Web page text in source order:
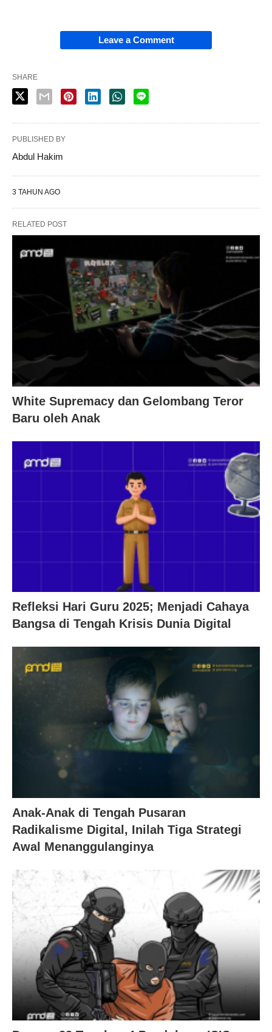
Leave a Comment
SHARE
PUBLISHED BY
Abdul Hakim
3 TAHUN AGO
RELATED POST
White Supremacy dan Gelombang Teror
Baru oleh Anak
Refleksi Hari Guru 2025; Menjadi Cahaya
Bangsa di Tengah Krisis Dunia Digital
Anak-Anak di Tengah Pusaran
Radikalisme Digital, Inilah Tiga Strategi
Awal Menanggulanginya